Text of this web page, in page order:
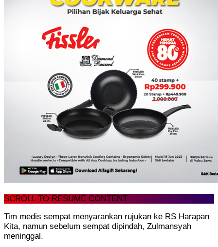
SCROLL TO RESUME CONTENT
Tim medis sempat menyarankan rujukan ke RS Harapan
Kita, namun sebelum sempat dipindah, Zulmansyah
meninggal.